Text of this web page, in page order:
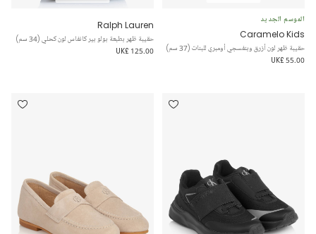
الموسم الجديد
Caramelo Kids
حقيبة ظهر لون أزرق وبنفسجي أومبري للبنات (37 سم)
UK£ 55.00
Ralph Lauren
حقيبة ظهر بطبعة بولو بير كانفاس لون كحلي (34 سم)
UK£ 125.00